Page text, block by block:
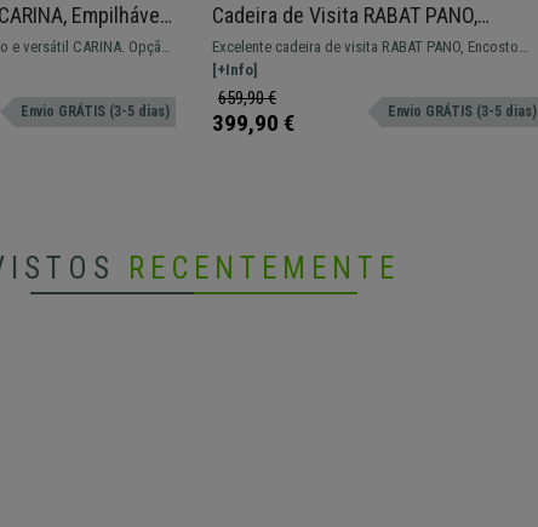
Empilhável,
Cromadas, Em
versátil CARINA. Opção
Envio GRÁTIS (3-5 dias)
Cadeira de Visita RABAT PANO,
Encosto Médio, Fabrico de Qualidade,
Creme
Excelente cadeira de visita RABAT PANO, Encosto
médio, ideal para escritório e salas de espera.
[+Info]
659,90 €
399,90 € Envio GRÁTIS (3-5 dias)
RECENTEMENTE